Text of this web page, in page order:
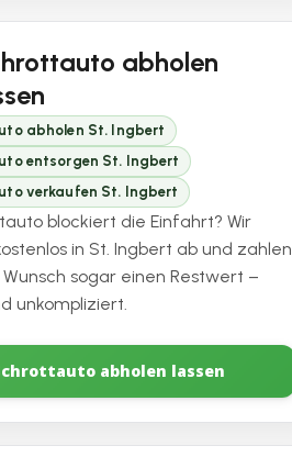
abholen
abholen St. Ingbert
entsorgen St. Ingbert
verkaufen St. Ingbert
blockiert die Einfahrt? Wir
in St. Ingbert ab und zahlen
sogar einen Restwert –
unkompliziert.
abholen lassen